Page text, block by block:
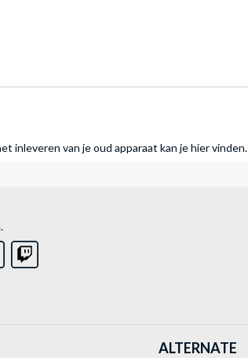
inleveren van je oud apparaat kan je hier vinden.
ALTERNATE